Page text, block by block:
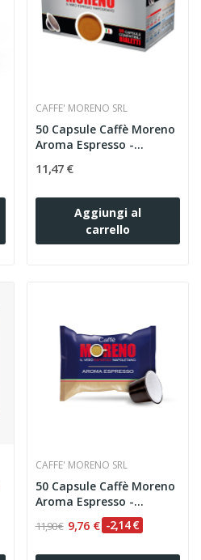
CAFFE' MORENO SRL
50 Capsule Caffè Moreno
Aroma Espresso -...
11,47 €
Aggiungi al
carrello
CAFFE' MORENO SRL
50 Capsule Caffè Moreno
Aroma Espresso -...
11,90 € 9,76 € -2,14 €